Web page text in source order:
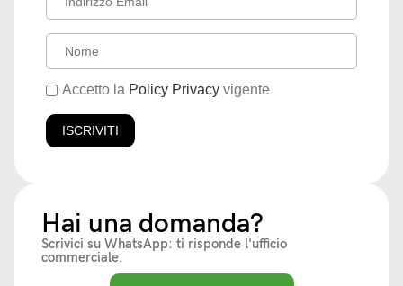
Accetto la Policy Privacy vigente
Hai una domanda?
Scrivici su WhatsApp: ti risponde l'ufficio
commerciale.